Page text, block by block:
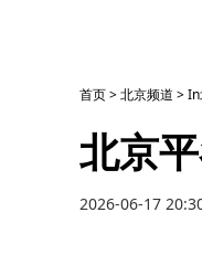
首页>北京频道 >In
北京
2026-06-17